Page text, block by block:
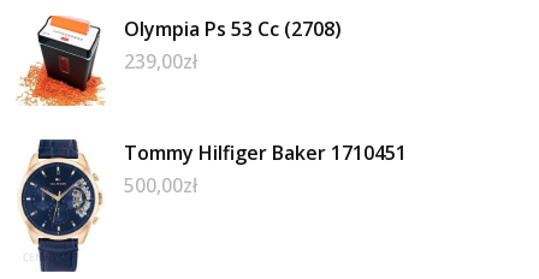
Olympia Ps 53 Cc (2708)
239,00zł
Tommy Hilfiger Baker 1710451
500,00zł